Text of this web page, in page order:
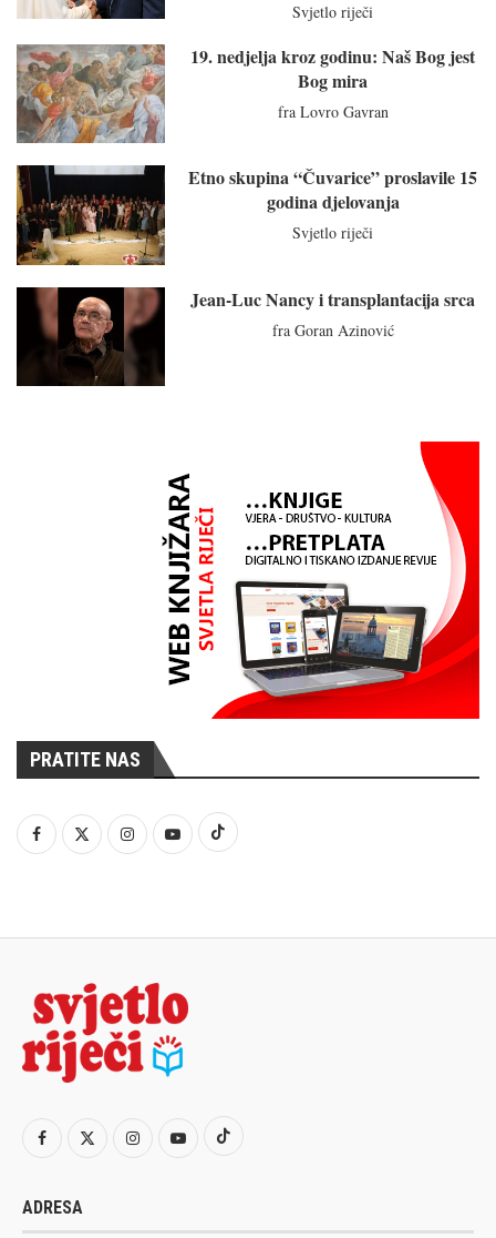
Svjetlo riječi
19. nedjelja kroz godinu: Naš Bog jest
Bog mira
fra Lovro Gavran
Etno skupina “Čuvarice” proslavile 15
godina djelovanja
Svjetlo riječi
Jean-Luc Nancy i transplantacija srca
fra Goran Azinović
PRATITE NAS
ADRESA